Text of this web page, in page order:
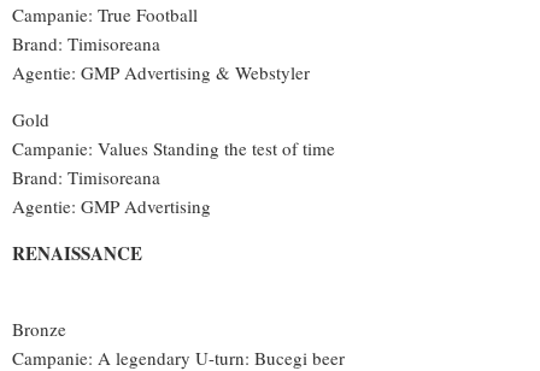
Campanie: True Football
Brand: Timisoreana
Agentie: GMP Advertising & Webstyler
Gold
Campanie: Values Standing the test of time
Brand: Timisoreana
Agentie: GMP Advertising
RENAISSANCE
Bronze
Campanie: A legendary U-turn: Bucegi beer